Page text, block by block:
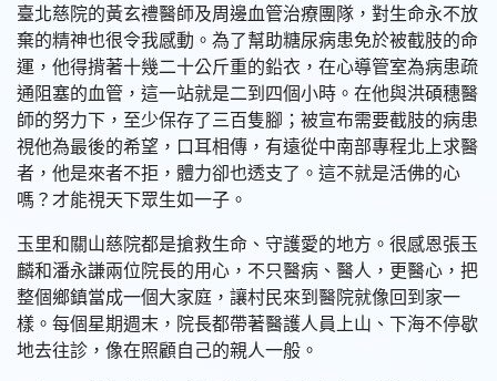
臺北慈院的黃玄禮醫師及周邊血管治療團隊，對生命永不放
棄的精神也很令我感動。為了幫助糖尿病患免於被截肢的命
運，他得揹著十幾二十公斤重的鉛衣，在心導管室為病患疏
通阻塞的血管，這一站就是二到四個小時。在他與洪碩穗醫
師的努力下，至少保存了三百隻腳；被宣布需要截肢的病患
視他為最後的希望，口耳相傳，有遠從中南部專程北上求醫
者，他是來者不拒，體力卻也透支了。這不就是活佛的心
嗎？才能視天下眾生如一子。
玉里和關山慈院都是搶救生命、守護愛的地方。很感恩張玉
麟和潘永謙兩位院長的用心，不只醫病、醫人，更醫心，把
整個鄉鎮當成一個大家庭，讓村民來到醫院就像回到家一
樣。每個星期週末，院長都帶著醫護人員上山、下海不停歇
地去往診，像在照顧自己的親人一般。